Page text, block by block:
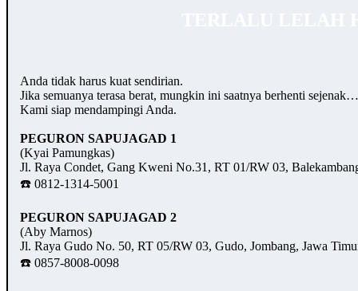
Anda tidak harus kuat sendirian.
Jika semuanya terasa berat, mungkin ini saatnya berhenti
Kami siap mendampingi Anda.
PEGURON SAPUJAGAD 1
(Kyai Pamungkas)
Jl. Raya Condet, Gang Kweni No.31, RT 01/RW 03,
☎️ 0812-1314-5001
PEGURON SAPUJAGAD 2
(Aby Marnos)
Jl. Raya Gudo No. 50, RT 05/RW 03, Gudo, Jombang, Jawa
☎️ 0857-8008-0098